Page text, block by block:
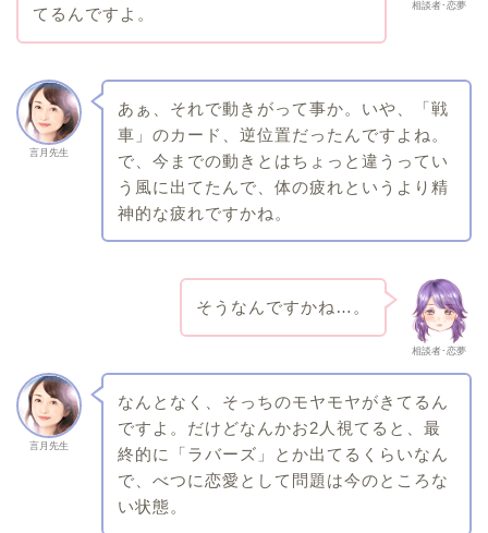
相談者･恋夢
てるんですよ。
言月先生
あぁ、それで動きがって事か。いや、「戦
車」のカード、逆位置だったんですよね。
で、今までの動きとはちょっと違うってい
う風に出てたんで、体の疲れというより精
神的な疲れですかね。
相談者･恋夢
そうなんですかね…。
言月先生
なんとなく、そっちのモヤモヤがきてるん
ですよ。だけどなんかお2人視てると、最
終的に「ラバーズ」とか出てるくらいなん
で、べつに恋愛として問題は今のところな
い状態。